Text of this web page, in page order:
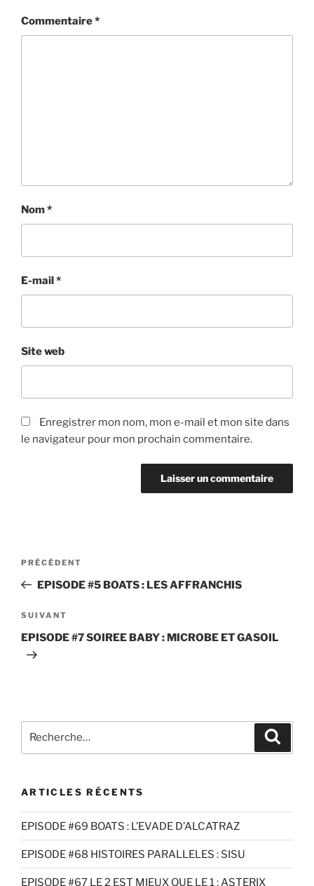
Commentaire*
Nom*
E-mail*
Site web
Enregistrer mon nom, mon e-mail et mon site dans
le navigateur pour mon prochain commentaire.
Navigation
l’article
Article
précédent
PRÉCÉDENT
EPISODE #5 BOATS : LES AFFRANCHIS
Article
suivant
SUIVANT
EPISODE #7 SOIREE BABY : MICROBE ET GASOIL
pour
ARTICLES RÉCENTS
EPISODE #69 BOATS : L’EVADE D’ALCATRAZ
EPISODE #68 HISTOIRES PARALLELES : SISU
EPISODE #67 LE 2 EST MIEUX QUE LE 1 : ASTERIX